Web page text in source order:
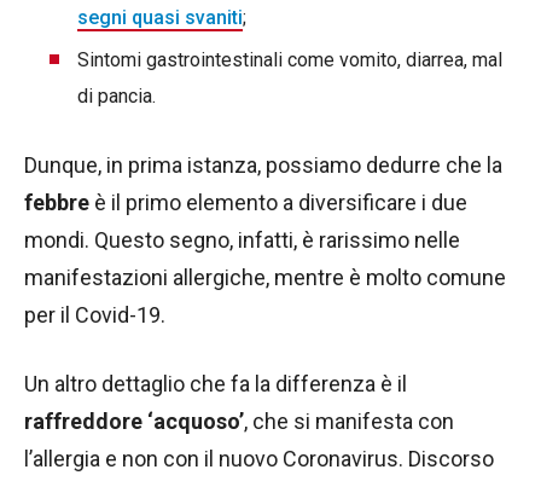
segni quasi svaniti;
Sintomi gastrointestinali come vomito, diarrea, mal
di pancia.
Dunque, in prima istanza, possiamo dedurre che la
febbre è il primo elemento a diversificare i due
mondi. Questo segno, infatti, è rarissimo nelle
manifestazioni allergiche, mentre è molto comune
per il Covid-19.
Un altro dettaglio che fa la differenza è il
raffreddore ‘acquoso’, che si manifesta con
l’allergia e non con il nuovo Coronavirus. Discorso